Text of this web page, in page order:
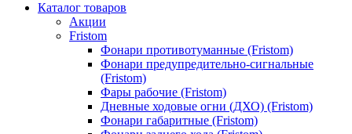
Каталог товаров
Акции
Fristom
Фонари противотуманные (Fristom)
Фонари предупредительно-сигнальные
(Fristom)
Фары рабочие (Fristom)
Дневные ходовые огни (ДХО) (Fristom)
Фонари габаритные (Fristom)